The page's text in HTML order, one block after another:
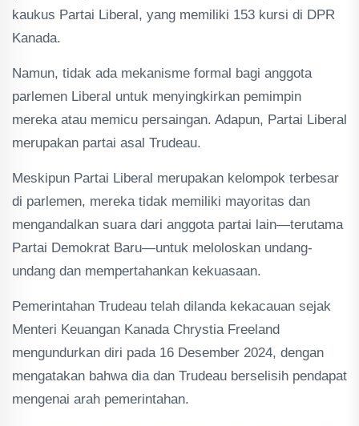
kaukus Partai Liberal, yang memiliki 153 kursi di DPR
Kanada.
Namun, tidak ada mekanisme formal bagi anggota
parlemen Liberal untuk menyingkirkan pemimpin
mereka atau memicu persaingan. Adapun, Partai Liberal
merupakan partai asal Trudeau.
Meskipun Partai Liberal merupakan kelompok terbesar
di parlemen, mereka tidak memiliki mayoritas dan
mengandalkan suara dari anggota partai lain—terutama
Partai Demokrat Baru—untuk meloloskan undang-
undang dan mempertahankan kekuasaan.
Pemerintahan Trudeau telah dilanda kekacauan sejak
Menteri Keuangan Kanada Chrystia Freeland
mengundurkan diri pada 16 Desember 2024, dengan
mengatakan bahwa dia dan Trudeau berselisih pendapat
mengenai arah pemerintahan.